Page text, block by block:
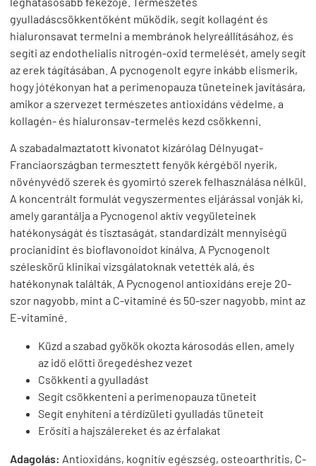
gyulladáscsökkentőként működik, segít kollagént és
hialuronsavat termelni a membránok helyreállításához, és
segíti az endothelialis nitrogén-oxid termelését, amely segít
az erek tágításában. A pycnogenolt egyre inkább elismerik,
hogy jótékonyan hat a perimenopauza tüneteinek javítására,
amikor a szervezet természetes antioxidáns védelme, a
kollagén- és hialuronsav-termelés kezd csökkenni.
A szabadalmaztatott kivonatot kizárólag Délnyugat-
Franciaországban termesztett fenyők kérgéből nyerik,
növényvédő szerek és gyomirtó szerek felhasználása nélkül.
A koncentrált formulát vegyszermentes eljárással vonják ki,
amely garantálja a Pycnogenol aktív vegyületeinek
hatékonyságát és tisztaságát, standardizált mennyiségű
procianidint és bioflavonoidot kínálva. A Pycnogenolt
széleskörű klinikai vizsgálatoknak vetették alá, és
hatékonynak találták. A Pycnogenol antioxidáns ereje 20-
szor nagyobb, mint a C-vitaminé és 50-szer nagyobb, mint az
E-vitaminé.
Küzd a szabad gyökök okozta károsodás ellen, amely
az idő előtti öregedéshez vezet
Csökkenti a gyulladást
Segít csökkenteni a perimenopauza tüneteit
Segít enyhíteni a térdízületi gyulladás tüneteit
Erősíti a hajszálereket és az érfalakat
Adagolás: Antioxidáns, kognitív egészség, osteoarthritis, C-